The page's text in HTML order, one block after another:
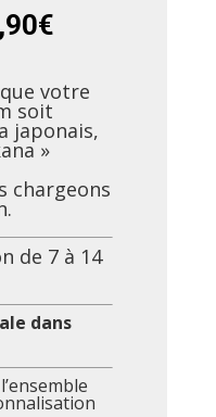
€Plage
34,90€
à
54,90€
votre
soit
japonais,
»
chargeons
de 7 à 14
dans